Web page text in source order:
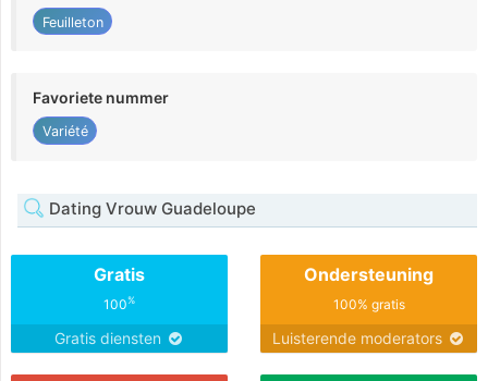
Feuilleton
Favoriete nummer
Variété
Dating Vrouw Guadeloupe
Gratis
100%
Gratis diensten
Ondersteuning
100% gratis
Luisterende moderators